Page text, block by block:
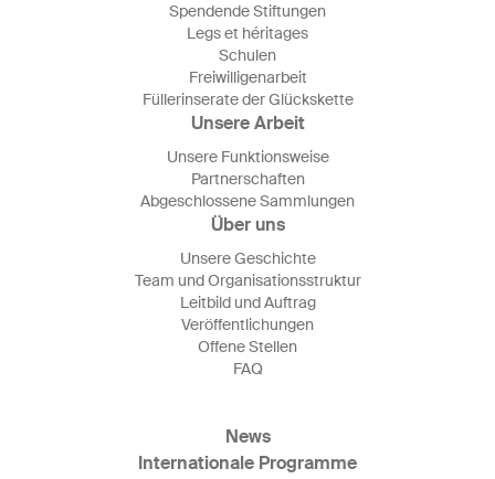
Spendende Stiftungen
Legs et héritages
Schulen
Freiwilligenarbeit
Füllerinserate der Glückskette
Unsere Arbeit
Unsere Funktionsweise
Partnerschaften
Abgeschlossene Sammlungen
Über uns
Unsere Geschichte
Team und Organisationsstruktur
Leitbild und Auftrag
Veröffentlichungen
Offene Stellen
FAQ
News
Internationale Programme